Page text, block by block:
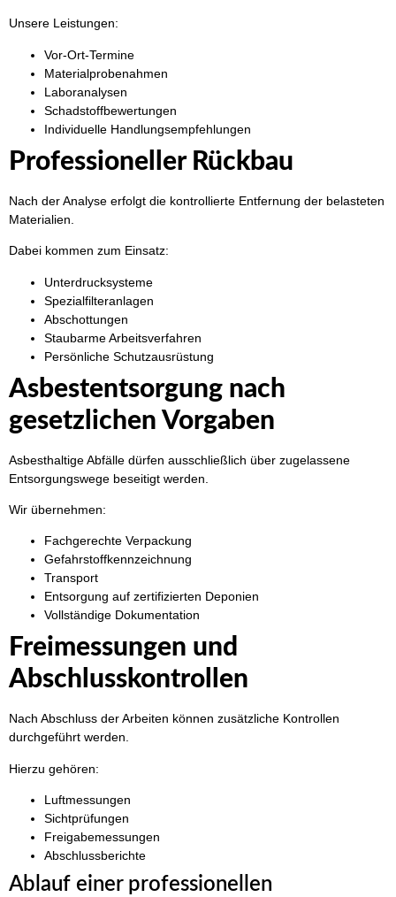
Unsere Leistungen:
Vor-Ort-Termine
Materialprobenahmen
Laboranalysen
Schadstoffbewertungen
Individuelle Handlungsempfehlungen
Professioneller Rückbau
Nach der Analyse erfolgt die kontrollierte Entfernung der belasteten
Materialien.
Dabei kommen zum Einsatz:
Unterdrucksysteme
Spezialfilteranlagen
Abschottungen
Staubarme Arbeitsverfahren
Persönliche Schutzausrüstung
Asbestentsorgung nach
gesetzlichen Vorgaben
Asbesthaltige Abfälle dürfen ausschließlich über zugelassene
Entsorgungswege beseitigt werden.
Wir übernehmen:
Fachgerechte Verpackung
Gefahrstoffkennzeichnung
Transport
Entsorgung auf zertifizierten Deponien
Vollständige Dokumentation
Freimessungen und
Abschlusskontrollen
Nach Abschluss der Arbeiten können zusätzliche Kontrollen
durchgeführt werden.
Hierzu gehören:
Luftmessungen
Sichtprüfungen
Freigabemessungen
Abschlussberichte
Ablauf einer professionellen